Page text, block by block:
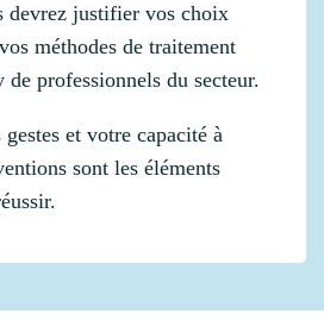
devrez justifier vos choix
méthodes de traitement
professionnels du secteur.
et votre capacité à
sont les éléments